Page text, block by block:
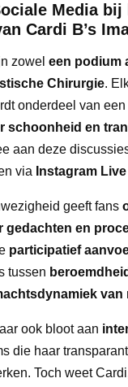
Media bij
Cardi B’s
zowel een podium
Chirurgie.
onderdeel van een
schoonheid en
aan deze
via Instagram
geeft fans
gedachten en
participatief
tussen
van
ook bloot aan
die haar
Toch weet